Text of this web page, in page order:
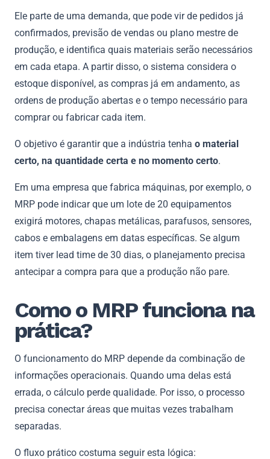
Ele parte de uma demanda, que pode vir de pedidos já
confirmados, previsão de vendas ou plano mestre de
produção, e identifica quais materiais serão necessários
em cada etapa. A partir disso, o sistema considera o
estoque disponível, as compras já em andamento, as
ordens de produção abertas e o tempo necessário para
comprar ou fabricar cada item.
O objetivo é garantir que a indústria tenha o material
certo, na quantidade certa e no momento certo.
Em uma empresa que fabrica máquinas, por exemplo, o
MRP pode indicar que um lote de 20 equipamentos
exigirá motores, chapas metálicas, parafusos, sensores,
cabos e embalagens em datas específicas. Se algum
item tiver lead time de 30 dias, o planejamento precisa
antecipar a compra para que a produção não pare.
Como o MRP funciona na
prática?
O funcionamento do MRP depende da combinação de
informações operacionais. Quando uma delas está
errada, o cálculo perde qualidade. Por isso, o processo
precisa conectar áreas que muitas vezes trabalham
separadas.
O fluxo prático costuma seguir esta lógica: